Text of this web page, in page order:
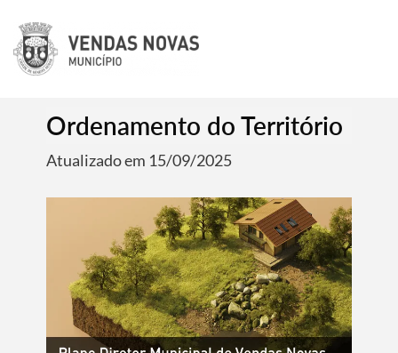
Ordenamento do Território
Atualizado em 15/09/2025